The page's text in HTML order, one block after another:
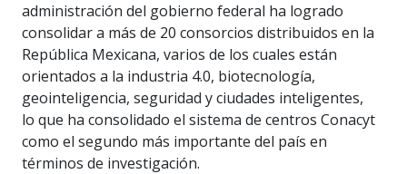
administración del gobierno federal ha logrado
consolidar a más de 20 consorcios distribuidos en la
República Mexicana, varios de los cuales están
orientados a la industria 4.0, biotecnología,
geointeligencia, seguridad y ciudades inteligentes,
lo que ha consolidado el sistema de centros Conacyt
como el segundo más importante del país en
términos de investigación.